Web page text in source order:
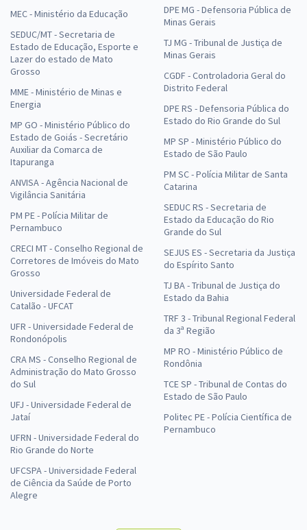
MEC - Ministério da Educação
SEDUC/MT - Secretaria de
Estado de Educação, Esporte e
Lazer do estado de Mato
Grosso
MME - Ministério de Minas e
Energia
MP GO - Ministério Público do
Estado de Goiás - Secretário
Auxiliar da Comarca de
Itapuranga
ANVISA - Agência Nacional de
Vigilância Sanitária
PM PE - Polícia Militar de
Pernambuco
CRECI MT - Conselho Regional de
Corretores de Imóveis do Mato
Grosso
Universidade Federal de
Catalão - UFCAT
UFR - Universidade Federal de
Rondonópolis
CRA MS - Conselho Regional de
Administração do Mato Grosso
do Sul
UFJ - Universidade Federal de
Jataí
UFRN - Universidade Federal do
Rio Grande do Norte
UFCSPA - Universidade Federal
de Ciência da Saúde de Porto
Alegre
DPE MG - Defensoria Pública de
Minas Gerais
TJ MG - Tribunal de Justiça de
Minas Gerais
CGDF - Controladoria Geral do
Distrito Federal
DPE RS - Defensoria Pública do
Estado do Rio Grande do Sul
MP SP - Ministério Público do
Estado de São Paulo
PM SC - Polícia Militar de Santa
Catarina
SEDUC RS - Secretaria de
Estado da Educação do Rio
Grande do Sul
SEJUS ES - Secretaria da Justiça
do Espírito Santo
TJ BA - Tribunal de Justiça do
Estado da Bahia
TRF 3 - Tribunal Regional Federal
da 3ª Região
MP RO - Ministério Público de
Rondônia
TCE SP - Tribunal de Contas do
Estado de São Paulo
Politec PE - Polícia Científica de
Pernambuco